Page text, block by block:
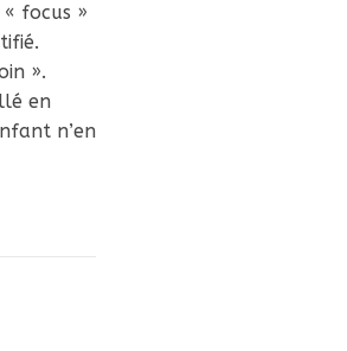
focus »
».
en
n’en